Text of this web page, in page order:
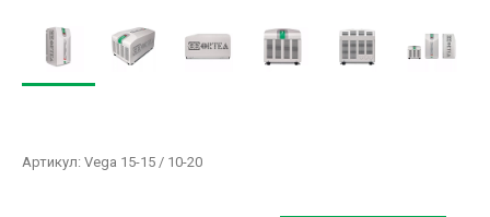
Артикул: Vega 15-15 / 10-20